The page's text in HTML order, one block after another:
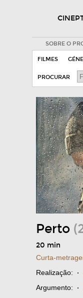
SOBRE O
FILMES
PROCURAR
Perto
20 min
Curta-
Realização: ·
Argumento: ·